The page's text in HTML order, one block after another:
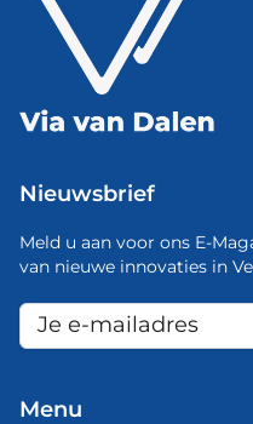
Nieuwsbrief
Meld u aan voor ons E-
van nieuwe innovaties in
Menu